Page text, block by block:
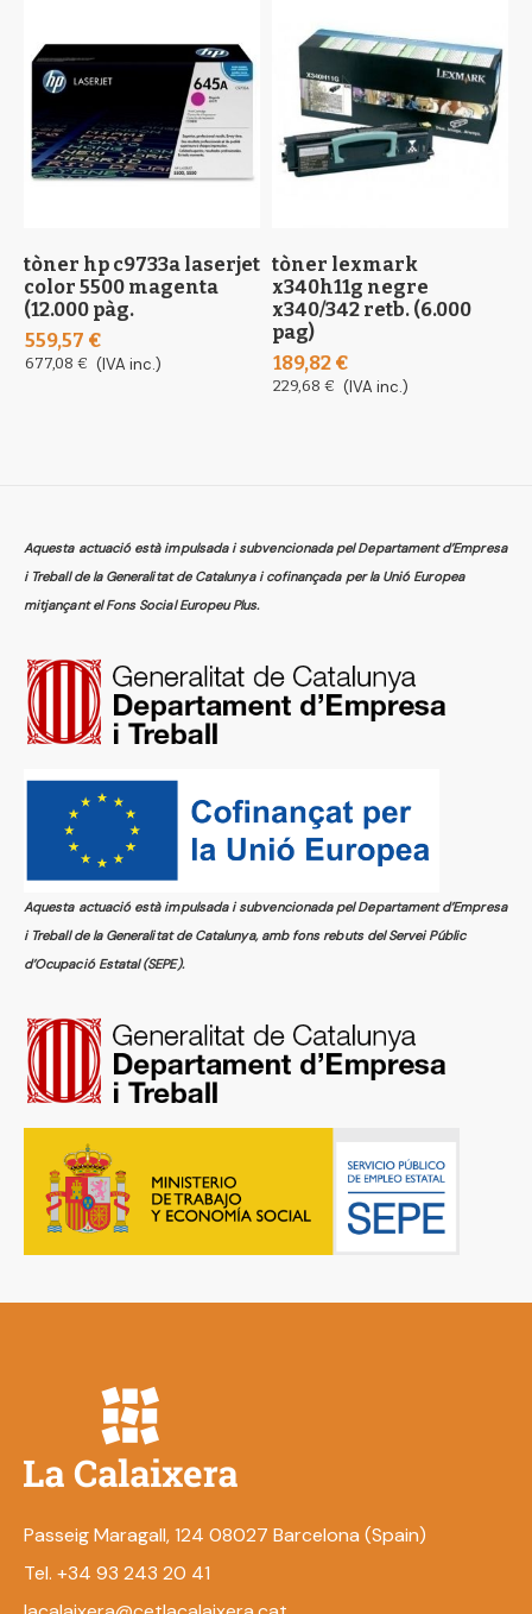
tòner hp c9733a laserjet
color 5500 magenta
(12.000 pàg.
559,57 €
677,08 € (IVA inc.)
tòner lexmark
x340h11g negre
x340/342 retb. (6.000
pag)
189,82 €
229,68 € (IVA inc.)
Aquesta actuació està impulsada i subvencionada pel Departament d’Empresa
i Treball de la Generalitat de Catalunya i cofinançada per la Unió Europea
mitjançant el Fons Social Europeu Plus.
Aquesta actuació està impulsada i subvencionada pel Departament d’Empresa
i Treball de la Generalitat de Catalunya, amb fons rebuts del Servei Públic
d’Ocupació Estatal (SEPE).
Passeig Maragall, 124 08027 Barcelona (Spain)
Tel. +34 93 243 20 41